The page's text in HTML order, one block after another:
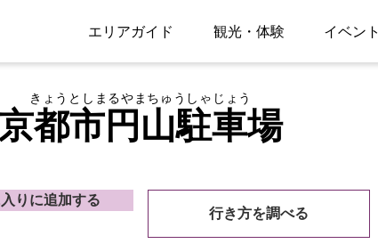
エリアガイド 観光・体験 イベント
京都市円山駐車場
きょうとしまるやまちゅうしゃじょう
りに追加する
行き方を調べる